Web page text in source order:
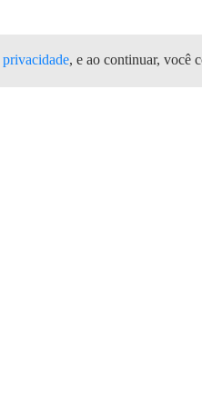
, e ao continuar, você